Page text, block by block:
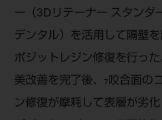
ー（3Dリテーナー スタンダ
デンタル）を活用して隔壁
ポジットレジン修復を行った
美改善を完了後、₇咬合面の
ン修復が摩耗して表層が劣